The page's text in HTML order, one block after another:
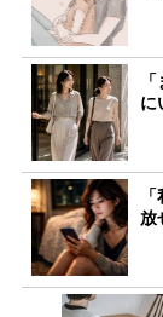
に
放